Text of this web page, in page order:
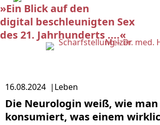
»Ein Blick auf den
digital beschleunigten Sex
des 21. Jahrhunderts ....«
16.08.2024 | Leben
Die Neurologin weiß, wie
konsumiert, was einem